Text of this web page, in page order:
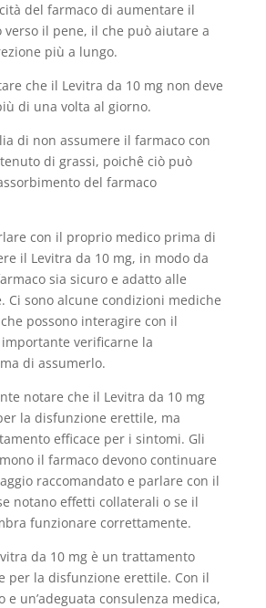
del farmaco di aumentare il
verso il pene, il che può aiutare a
più a lungo.
che il Levitra da 10 mg non deve
di una volta al giorno.
di non assumere il farmaco con
di grassi, poichê ciò può
del farmaco
con il proprio medico prima di
il Levitra da 10 mg, in modo da
sia sicuro e adatto alle
Ci sono alcune condizioni mediche
possono interagire con il
verificarne la
di assumerlo.
notare che il Levitra da 10 mg
la disfunzione erettile, ma
efficace per i sintomi. Gli
il farmaco devono continuare
raccomandato e parlare con il
notano effetti collaterali o se il
funzionare correttamente.
da 10 mg è un trattamento
per la disfunzione erettile. Con il
e un’adeguata consulenza medica,